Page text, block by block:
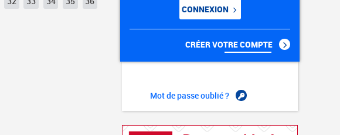
CONNEXION
CRÉER VOTRE COMPTE
Mot de passe oublié ?